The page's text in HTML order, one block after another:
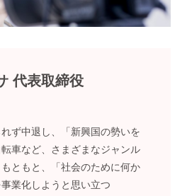
代表取締役
ず中退し、「新興国の勢いを
車など、さまざまなジャンル
ともと、「社会のために何か
業化しようと思い立つ